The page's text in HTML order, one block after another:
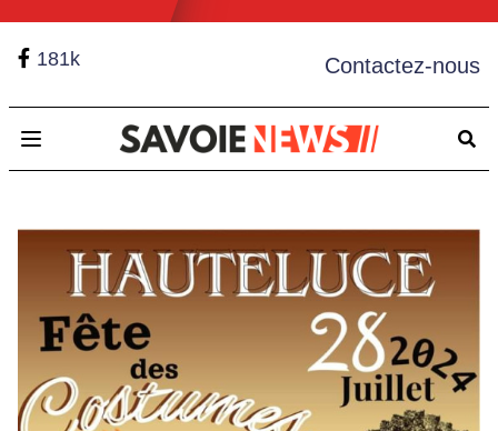
181k Contactez-nous
Open main menu